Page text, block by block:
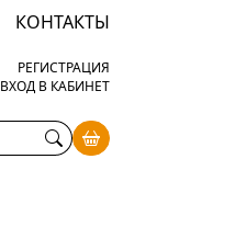
КОНТАКТЫ
РЕГИСТРАЦИЯ
ВХОД В КАБИНЕТ